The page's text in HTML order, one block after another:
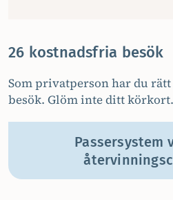
26 kostnadsfria besök
Som privatperson har du
besök. Glöm inte ditt körkort.
Passersystem